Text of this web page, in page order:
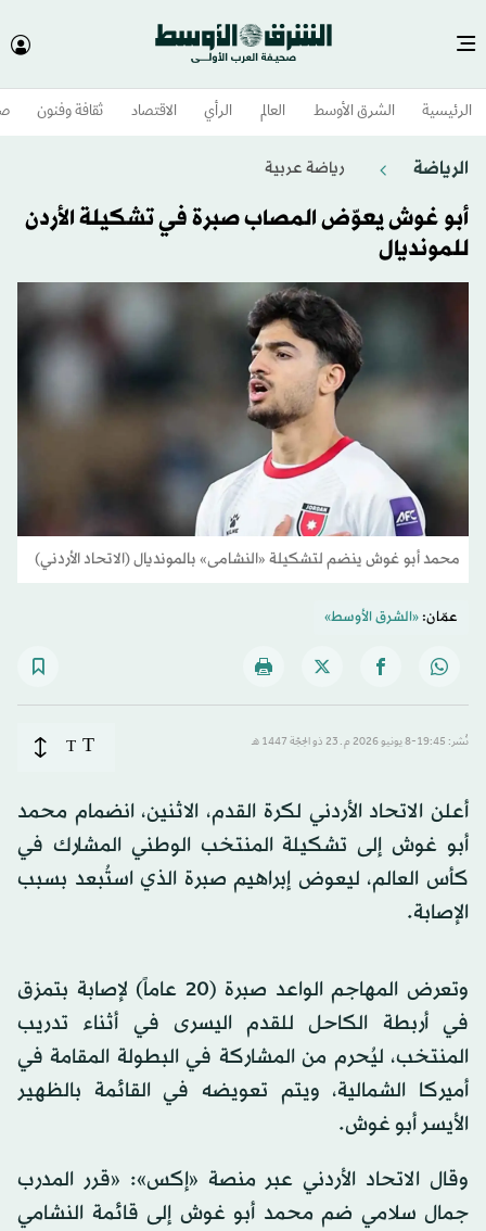
الرئيسية الشرق الأوسط​ العالم الرأي الاقتصاد ثقافة وفنون
الرياضة رياضة عربية
أبو غوش يعوّض المصاب صبرة في تشكيلة الأردن
للمونديال
محمد أبو غوش ينضم لتشكيلة «النشامى» بالمونديال (الاتحاد الأردني)
عمّان:«الشرق الأوسط»
نُشر: 19:45-8 يونيو 2026 م ـ 23 ذو الحِجّة 1447 هـ T
T
أعلن الاتحاد الأردني لكرة القدم، الاثنين، انضمام محمد
أبو غوش إلى تشكيلة المنتخب الوطني المشارك في
كأس العالم، ليعوض إبراهيم صبرة الذي استُبعد بسبب
الإصابة.
وتعرض المهاجم الواعد صبرة (20 عاماً) لإصابة بتمزق
في أربطة الكاحل للقدم اليسرى في أثناء تدريب
المنتخب، ليُحرم من المشاركة في البطولة المقامة في
أميركا الشمالية، ويتم تعويضه في القائمة بالظهير
الأيسر أبو غوش.
وقال الاتحاد الأردني عبر منصة «إكس»: «قرر المدرب
جمال سلامي ضم محمد أبو غوش إلى قائمة النشامي